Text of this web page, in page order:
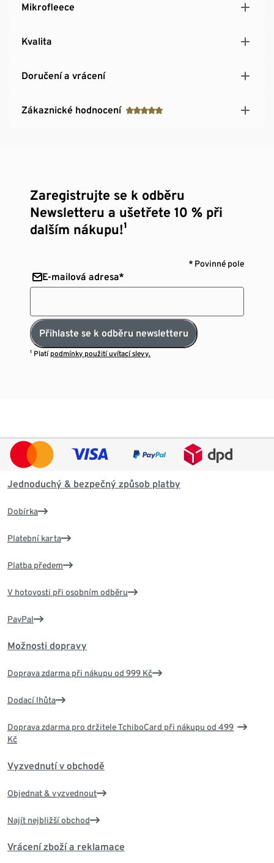
Mikrofleece
Kvalita
Doručení a vrácení
Zákaznické hodnocení
Zaregistrujte se k odběru
Newsletteru a ušetřete 10 % při
dalším nákupu!¹
* Povinné pole
E-mailová adresa*
Přihlaste se k odběru newsletteru
¹ Platí podmínky použití uvítací slevy.
Jednoduchý & bezpečný způsob platby
Dobírka
Platební karta
Platba předem
V hotovosti při osobním odběru
PayPal
Možnosti dopravy
Doprava zdarma při nákupu od 999 Kč
Dodací lhůta
Doprava zdarma pro držitele TchiboCard při nákupu od 499
Kč
Vyzvednutí v obchodě
Objednat & vyzvednout
Najít nejbližší obchod
Vrácení zboží a reklamace